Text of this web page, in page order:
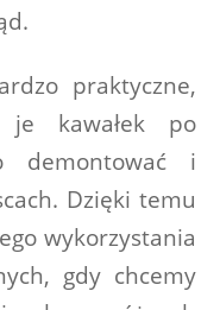
praktyczne,
je kawałek po
demontować i
Dzięki temu
wykorzystania
gdy chcemy